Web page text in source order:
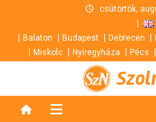
content
csütörtök,
Balaton Budapest Debrecen
Miskolc
Nyíregyháza Pécs